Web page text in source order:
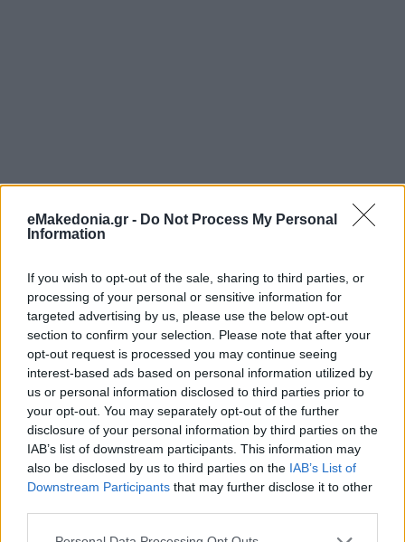
eMakedonia.gr - Do Not Process My Personal
Information
If you wish to opt-out of the sale, sharing to third parties, or
processing of your personal or sensitive information for
targeted advertising by us, please use the below opt-out
section to confirm your selection. Please note that after your
opt-out request is processed you may continue seeing
interest-based ads based on personal information utilized by
us or personal information disclosed to third parties prior to
your opt-out. You may separately opt-out of the further
disclosure of your personal information by third parties on the
IAB’s list of downstream participants. This information may
also be disclosed by us to third parties on the IAB’s List of
Downstream Participants that may further disclose it to other
Please note that this website/app uses one or more Google